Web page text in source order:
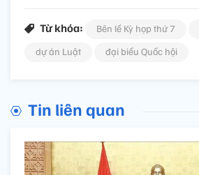
Từ khóa: Bên lề Kỳ họp thứ 7
dự án Luật
đại biểu Quốc hội
Tin liên quan